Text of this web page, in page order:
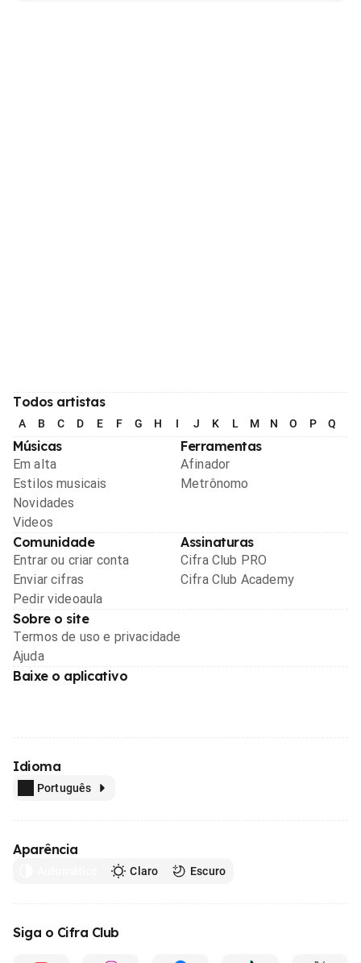
Todos artistas
A B C D E F G H I J K L M N O P Q
Músicas
Em alta
Estilos musicais
Novidades
Videos
Ferramentas
Afinador
Metrônomo
Comunidade
Entrar ou criar conta
Enviar cifras
Pedir videoaula
Assinaturas
Cifra Club PRO
Cifra Club Academy
Sobre o site
Termos de uso e privacidade
Ajuda
Baixe o aplicativo
Idioma
Português
Aparência
Claro Escuro
Siga o Cifra Club